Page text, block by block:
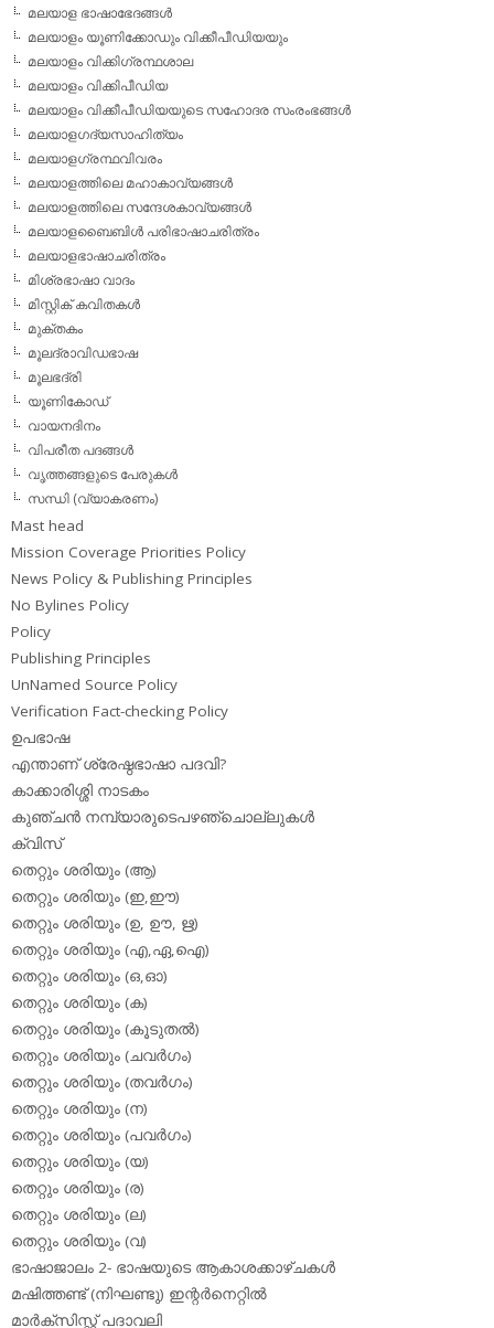
മലയാള ഭാഷാഭേദങ്ങള്‍
മലയാളം യൂണിക്കോഡും വിക്കീപീഡിയയും
മലയാളം വിക്കിഗ്രന്ഥശാല
മലയാളം വിക്കിപീഡിയ
മലയാളം വിക്കീപീഡിയയുടെ സഹോദര സംരംഭങ്ങള്‍
മലയാളഗദ്യസാഹിത്യം
മലയാളഗ്രന്ഥവിവരം
മലയാളത്തിലെ മഹാകാവ്യങ്ങള്‍
മലയാളത്തിലെ സന്ദേശകാവ്യങ്ങള്‍
മലയാളബൈബിള്‍ പരിഭാഷാചരിത്രം
മലയാളഭാഷാചരിത്രം
മിശ്രഭാഷാ വാദം
മിസ്റ്റിക് കവിതകള്‍
മുക്തകം
മൂലദ്രാവിഡഭാഷ
മൂലഭദ്രി
യൂണികോഡ്
വായനദിനം
വിപരീത പദങ്ങള്‍
വൃത്തങ്ങളുടെ പേരുകള്‍
സന്ധി (വ്യാകരണം)
Mast head
Mission Coverage Priorities Policy
News Policy & Publishing Principles
No Bylines Policy
Policy
Publishing Principles
UnNamed Source Policy
Verification Fact-checking Policy
ഉപഭാഷ
എന്താണ് ശ്രേഷ്ഠഭാഷാ പദവി?
കാക്കാരിശ്ശി നാടകം
കുഞ്ചന്‍ നമ്പ്യാരുടെപഴഞ്ചൊല്ലുകള്‍
ക്വിസ്
തെറ്റും ശരിയും (ആ)
തെറ്റും ശരിയും (ഇ,ഈ)
തെറ്റും ശരിയും (ഉ, ഊ, ഋ)
തെറ്റും ശരിയും (എ,ഏ,ഐ)
തെറ്റും ശരിയും (ഒ,ഓ)
തെറ്റും ശരിയും (ക)
തെറ്റും ശരിയും (കൂടുതല്‍)
തെറ്റും ശരിയും (ചവര്‍ഗം)
തെറ്റും ശരിയും (തവര്‍ഗം)
തെറ്റും ശരിയും (ന)
തെറ്റും ശരിയും (പവര്‍ഗം)
തെറ്റും ശരിയും (യ)
തെറ്റും ശരിയും (ര)
തെറ്റും ശരിയും (ല)
തെറ്റും ശരിയും (വ)
ഭാഷാജാലം 2- ഭാഷയുടെ ആകാശക്കാഴ്ചകള്‍
മഷിത്തണ്ട് (നിഘണ്ടു) ഇന്റര്‍നെറ്റില്‍
മാര്‍ക്‌സിസ്റ്റ് പദാവലി